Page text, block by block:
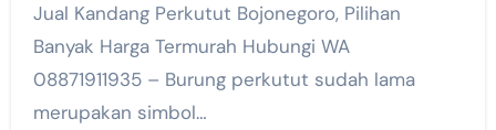
Jual Kandang Perkutut Bojonegoro, Pilihan
Banyak Harga Termurah Hubungi WA
08871911935 – Burung perkutut sudah lama
merupakan simbol…